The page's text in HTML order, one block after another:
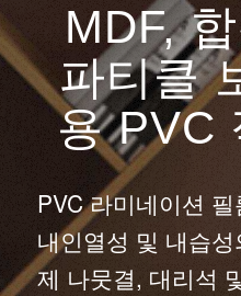
MDF,
파티클
용 PVC
PVC 라미네이션
내인열성 및 내습
제 나뭇결, 대리석